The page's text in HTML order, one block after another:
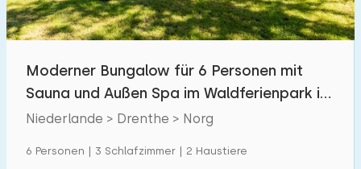
Moderner Bungalow für 6 Personen mit
Sauna und Außen Spa im Waldferienpark in
Drenthe
Niederlande > Drenthe > Norg
6 Personen | 3 Schlafzimmer | 2 Haustiere